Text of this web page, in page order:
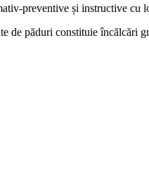
preventive și instructive
de păduri constituie încălcări